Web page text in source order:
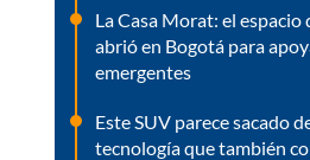
La Casa Morat: el espacio
abrió en Bogotá para
emergentes
Este SUV parece sacado
tecnología que también